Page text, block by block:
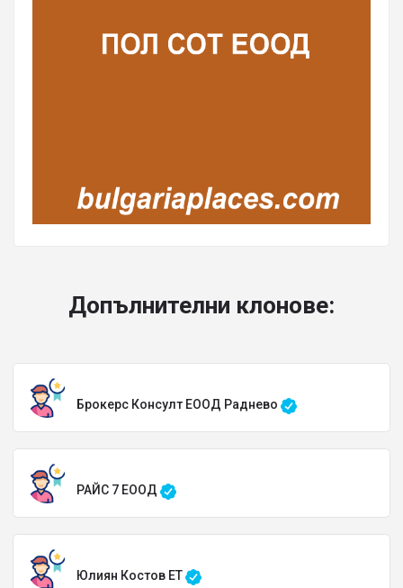
Допълнителни клонове:
Брокерс Консулт ЕООД Раднево
РАЙС 7 ЕООД
Юлиян Костов ЕТ